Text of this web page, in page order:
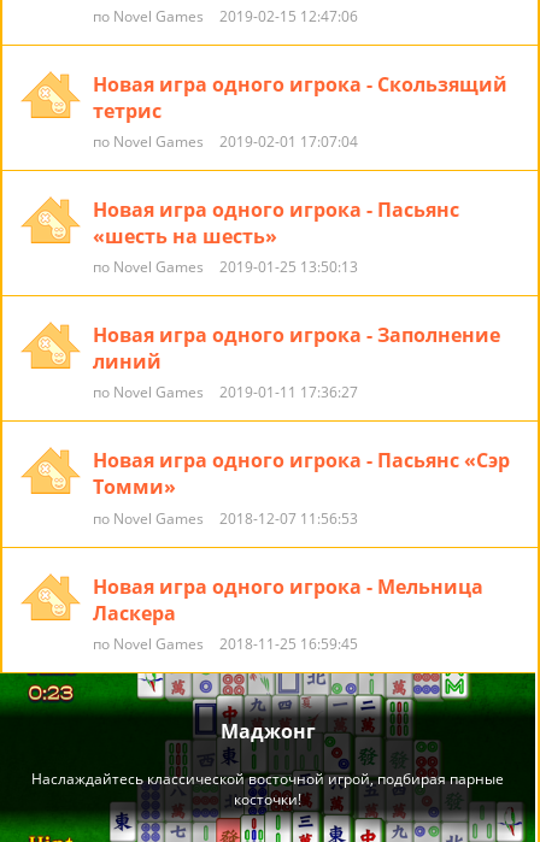
по Novel Games 2019-02-15 12:47:06
Новая игра одного игрока - Скользящий
тетрис
по Novel Games 2019-02-01 17:07:04
Новая игра одного игрока - Пасьянс
«шесть на шесть»
по Novel Games 2019-01-25 13:50:13
Новая игра одного игрока - Заполнение
линий
по Novel Games 2019-01-11 17:36:27
Новая игра одного игрока - Пасьянс «Сэр
Томми»
по Novel Games 2018-12-07 11:56:53
Новая игра одного игрока - Мельница
Ласкера
по Novel Games 2018-11-25 16:59:45